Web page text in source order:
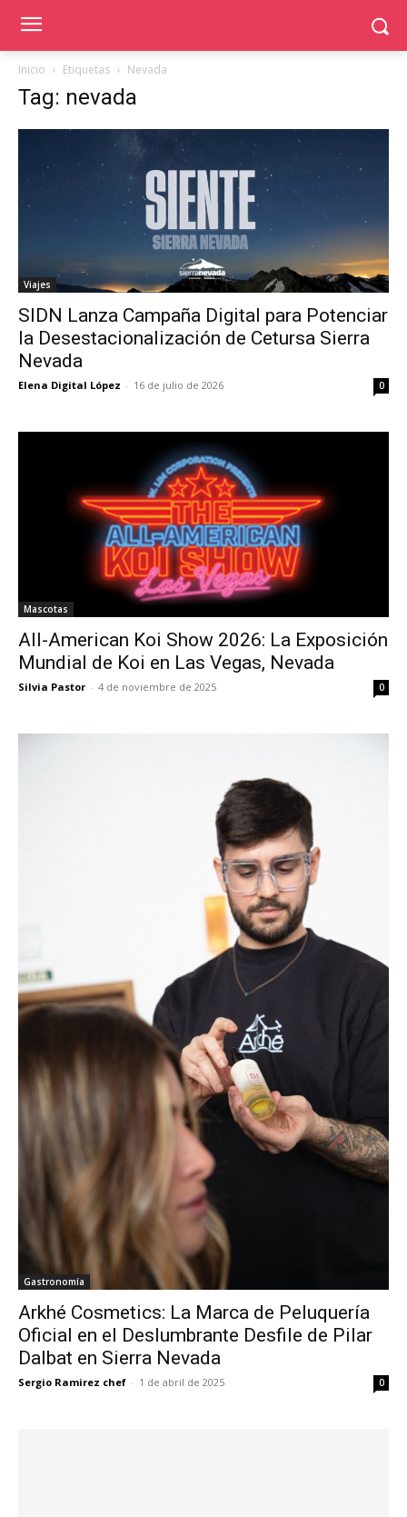
Inicio Etiquetas Nevada
Tag: nevada
Viajes
SIDN Lanza Campaña Digital para Potenciar
la Desestacionalización de Cetursa Sierra
Nevada
Elena Digital López - 16 de julio de 2026 0
Mascotas
All-American Koi Show 2026: La Exposición
Mundial de Koi en Las Vegas, Nevada
Silvia Pastor - 4 de noviembre de 2025 0
Gastronomía
Arkhé Cosmetics: La Marca de Peluquería
Oficial en el Deslumbrante Desfile de Pilar
Dalbat en Sierra Nevada
Sergio Ramirez chef - 1 de abril de 2025 0